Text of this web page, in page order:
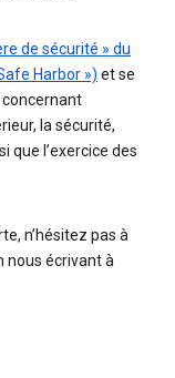
de sécurité » du
Harbor ») et se
la sécurité,
que l’exercice des
n’hésitez pas à
nous écrivant à